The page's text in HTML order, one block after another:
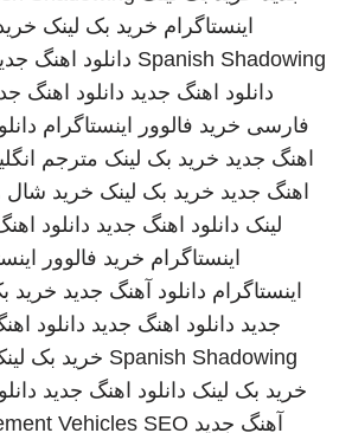
اینستاگرام خرید بک لینک
Spanish Shadowing دانلود اهنگ
دانلود اهنگ جدید دانلود اهنگ
فارسی خرید فالوور اینستاگرام
اهنگ جدید خرید بک لینک مترجم
اهنگ جدید خرید بک لینک خرید
لینک دانلود اهنگ جدید دانلود
اینستاگرام خرید فالوور
اینستاگرام دانلود آهنگ جدید خرید
جدید دانلود اهنگ جدید دانلود
Spanish Shadowing خرید بک
خرید بک لینک دانلود اهنگ جدید
آهنگ جدید
Vehicles SEO